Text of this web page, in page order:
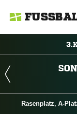
Rasenplatz, A-